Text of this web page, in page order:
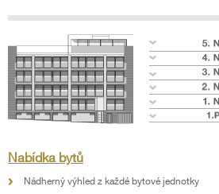
Nabídka bytů
Nádherný výhled z každé bytové jednotky